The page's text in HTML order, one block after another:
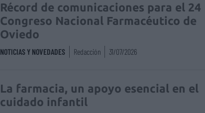
Récord de comunicaciones para el 24
Congreso Nacional Farmacéutico de
Oviedo
NOTICIAS Y NOVEDADES Redacción 31/07/2026
La farmacia, un apoyo esencial en el
cuidado infantil